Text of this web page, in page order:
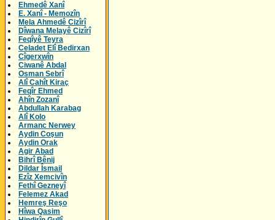
Ehmedê Xanî
E. Xanî - Memozîn
Mela Ahmedê Cizîrî
Dîwana Melayê Cizîrî
Feqîyê Teyra
Celadet Elî Bedirxan
Cîgerxwîn
Ciwanê Abdal
Osman Sebrî
Alî Cahît Kiraç
Feqîr Ehmed
Ahîn Zozanî
Abdullah Karabag
Alî Kolo
Armanc Nerwey
Aydin Coşun
Aydin Orak
Agir Abad
Bihrî Bênij
Dildar Îsmail
Ezîz Xemcivîn
Fethî Gezneyî
Felemez Akad
Hemreş Reşo
Hîwa Qasim